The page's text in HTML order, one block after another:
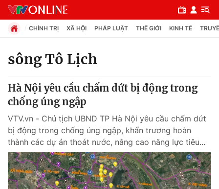
Chuyên mục
Chính trị
Xã hội
Pháp luật
Y tế
CHÍNH TRỊ XÃ HỘI PHÁP LUẬT THẾ GIỚI KINH TẾ
sông Tô Lịch
Hà Nội yêu cầu chấm dứt bị động trong
chống úng ngập
VTV.vn - Chủ tịch UBND TP Hà Nội yêu cầu chấm dứt
bị động trong chống úng ngập, khẩn trương hoàn
thành các dự án thoát nước, nâng cao năng lực tiêu...